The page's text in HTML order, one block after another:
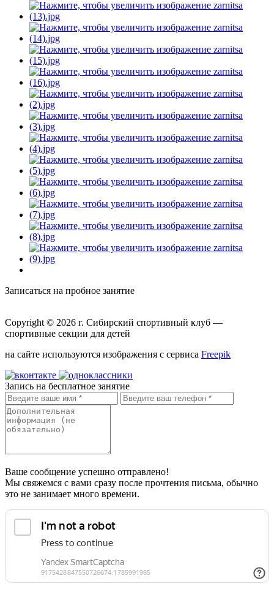
Записаться на пробное занятие
Copyright © 2026 г. Сибирский спортивный клуб —
спортивные секции для детей
на сайте используются изображения с сервиса Freepik
Запись на бесплатное занятие
Ваше сообщение успешно отправлено!
Мы свяжемся с вами сразу после прочтения письма, обычно
это не занимает много времени.